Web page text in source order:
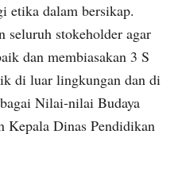
etika dalam bersikap.
seluruh stokeholder agar
dan membiasakan 3 S
di luar lingkungan dan di
Nilai-nilai Budaya
Kepala Dinas Pendidikan